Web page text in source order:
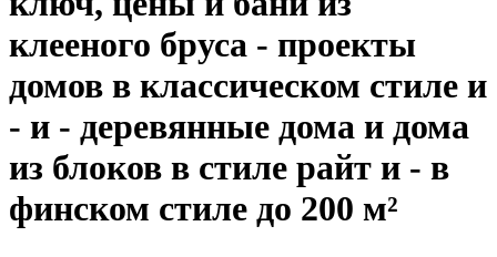
клееного бруса - проекты
домов в классическом стиле и
- и - деревянные дома и дома
из блоков в стиле райт и - в
финском стиле до 200 м²